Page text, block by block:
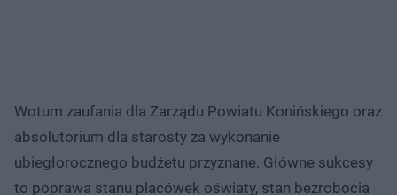
Wotum zaufania dla Zarządu Powiatu Konińskiego oraz
absolutorium dla starosty za wykonanie
ubiegłorocznego budżetu przyznane. Główne sukcesy
to poprawa stanu placówek oświaty, stan bezrobocia